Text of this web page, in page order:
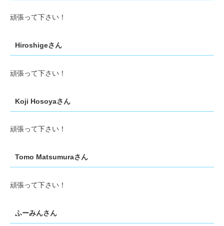
頑張って下さい！
Hiroshigeさん
頑張って下さい！
Koji Hosoyaさん
頑張って下さい！
Tomo Matsumuraさん
頑張って下さい！
ふーみんさん